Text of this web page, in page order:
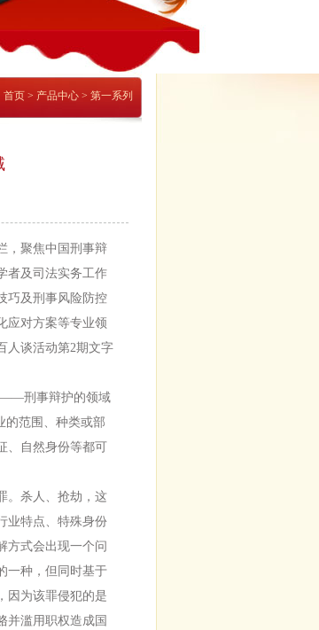
首页 > 产品中心 > 第一系列
，聚焦中国刑事辩
者及司法实务工作
巧及刑事风险防控
应对方案等专业领
人谈活动第2期文字
刑事辩护的领域
范围、种类或部
、自然身份等都可
。杀人、抢劫，这
业特点、特殊身份
方式会出现一个问
一种，但同时基于
因为该罪侵犯的是
并滥用职权造成国